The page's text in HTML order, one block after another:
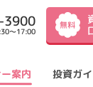
～17:00
無料
案内 投資ガ